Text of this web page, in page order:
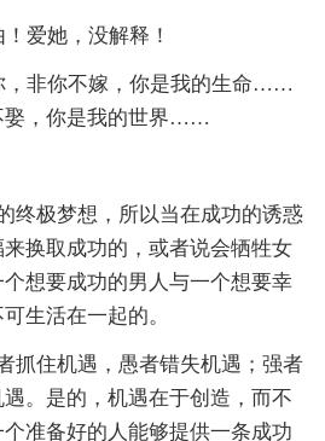
爱她，没解释！
非你不嫁，你是我的生命……
娶，你是我的世界……
极梦想，所以当在成功的诱惑
换取成功的，或者说会牺牲女
想要成功的男人与一个想要幸
生活在一起的。
住机遇，愚者错失机遇；强者
。是的，机遇在于创造，而不
准备好的人能够提供一条成功